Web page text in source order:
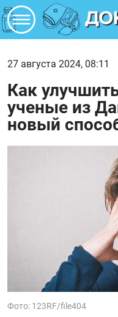
27 августа 2024, 08:11
Как
ученые из
новый
Фото: 123RF/file404